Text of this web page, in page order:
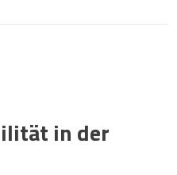
in der